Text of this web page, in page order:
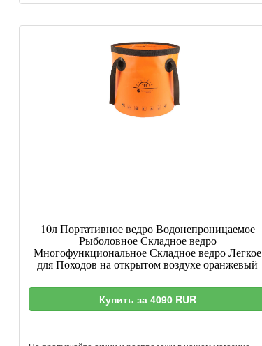
10л Портативное ведро Водонепроницаемое
Рыболовное Складное ведро
Многофункциональное Складное ведро Легкое
для Походов на открытом воздухе оранжевый
Купить за 4090 RUR